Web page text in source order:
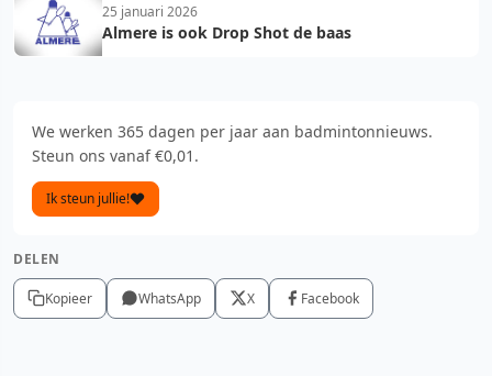
25 januari 2026
Almere is ook Drop Shot de baas
We werken 365 dagen per jaar aan badmintonnieuws.
Steun ons vanaf €0,01.
Ik steun jullie!
DELEN
Kopieer WhatsApp X Facebook